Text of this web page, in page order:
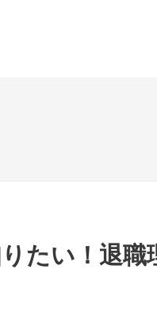
たい！退職